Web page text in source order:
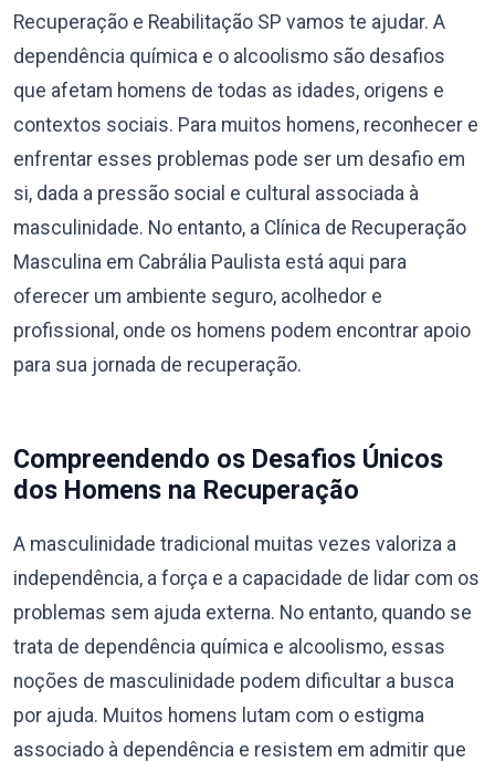
Recuperação e Reabilitação SP vamos te ajudar. A
dependência química e o alcoolismo são desafios
que afetam homens de todas as idades, origens e
contextos sociais. Para muitos homens, reconhecer e
enfrentar esses problemas pode ser um desafio em
si, dada a pressão social e cultural associada à
masculinidade. No entanto, a Clínica de Recuperação
Masculina em Cabrália Paulista está aqui para
oferecer um ambiente seguro, acolhedor e
profissional, onde os homens podem encontrar apoio
para sua jornada de recuperação.
Compreendendo os Desafios Únicos
dos Homens na Recuperação
A masculinidade tradicional muitas vezes valoriza a
independência, a força e a capacidade de lidar com os
problemas sem ajuda externa. No entanto, quando se
trata de dependência química e alcoolismo, essas
noções de masculinidade podem dificultar a busca
por ajuda. Muitos homens lutam com o estigma
associado à dependência e resistem em admitir que